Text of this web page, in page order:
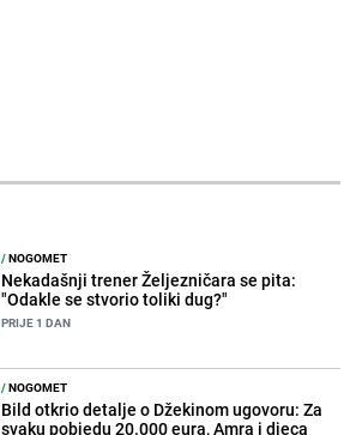
/NOGOMET
Nekadašnji trener Željezničara se pita:
"Odakle se stvorio toliki dug?"
PRIJE 1 DAN
/NOGOMET
Bild otkrio detalje o Džekinom ugovoru: Za
svaku pobjedu 20.000 eura, Amra i djeca